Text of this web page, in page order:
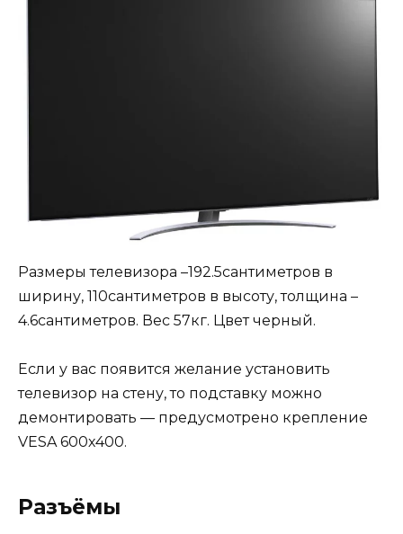
Размеры телевизора –192.5сантиметров в
ширину, 110сантиметров в высоту, толщина –
4.6сантиметров. Вес 57кг. Цвет черный.
Если у вас появится желание установить
телевизор на стену, то подставку можно
демонтировать — предусмотрено крепление
VESA 600х400.
Разъёмы